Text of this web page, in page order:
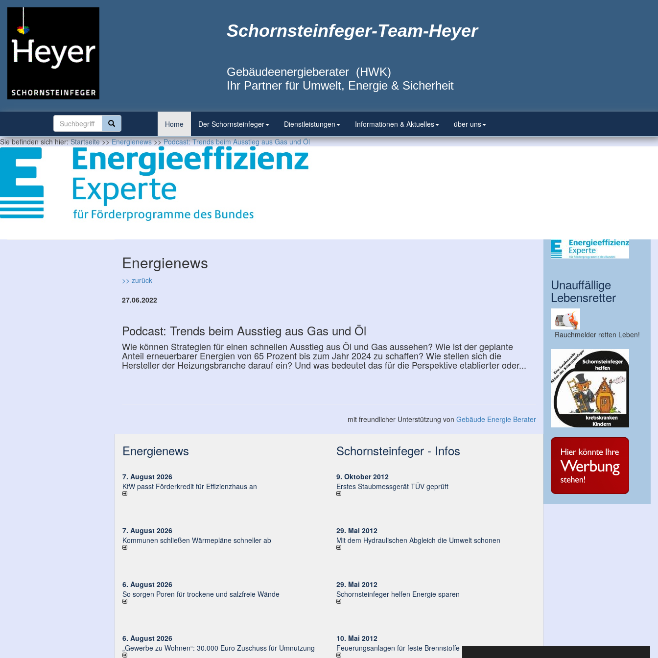
Schornsteinfeger-Team-Heyer
Gebäudeenergieberater (HWK)
Ihr Partner für Umwelt, Energie & Sicherheit
Home Der Schornsteinfeger Dienstleistungen Informationen & Aktuelles
über uns
Sie befinden sich hier:Startseite>>Energienews>>Podcast: Trends beim Ausstieg aus Gas und Öl
Energienews
>> zurück
27.06.2022
Podcast: Trends beim Ausstieg aus Gas und Öl
Wie können Strategien für einen schnellen Ausstieg aus Öl und Gas aussehen? Wie ist der geplante
Anteil erneuerbarer Energien von 65 Prozent bis zum Jahr 2024 zu schaffen? Wie stellen sich die
Hersteller der Heizungsbranche darauf ein? Und was bedeutet das für die Perspektive etablierter oder...
mit freundlicher Unterstützung von Gebäude Energie Berater
Energienews
7. August 2026
KfW passt Förderkredit für Effizienzhaus an
7. August 2026
Kommunen schließen Wärmepläne schneller ab
6. August 2026
So sorgen Poren für trockene und salzfreie Wände
6. August 2026
„Gewerbe zu Wohnen“: 30.000 Euro Zu­schuss für Um­nut­zung
Schornsteinfeger - Infos
9. Oktober 2012
Erstes Staubmessgerät TÜV geprüft
29. Mai 2012
Mit dem Hydraulischen Abgleich die Umwelt schonen
29. Mai 2012
Schornsteinfeger helfen Energie sparen
10. Mai 2012
Feuerungsanlagen für feste Brennstoffe
Unauffällige
Lebensretter
Rauchmelder retten Leben!